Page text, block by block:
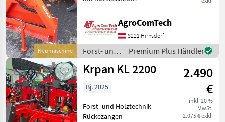
Neumaschine
40° Steuerung mit
Traktorhydraulik Greifer
mit Öffnungsweite von
2200mm LAGERWARE
Eigengewich
AgroComTech
8221 Hirnsdorf
Forst- und
Holztechnik
/ Krpan
Premium Plus Händler
Krpan KL 2200
2.490
€
inkl. 20 %
MwSt.
2.075 € exkl.
Bj. 2025
Forst- und Holztechnik
Rückezangen